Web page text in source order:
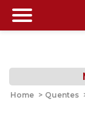
Home > Quentes